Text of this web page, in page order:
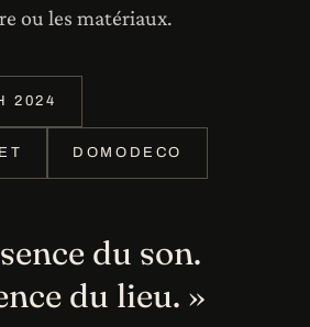
ou les matériaux.
2024
DOMODECO
du son.
du lieu. »